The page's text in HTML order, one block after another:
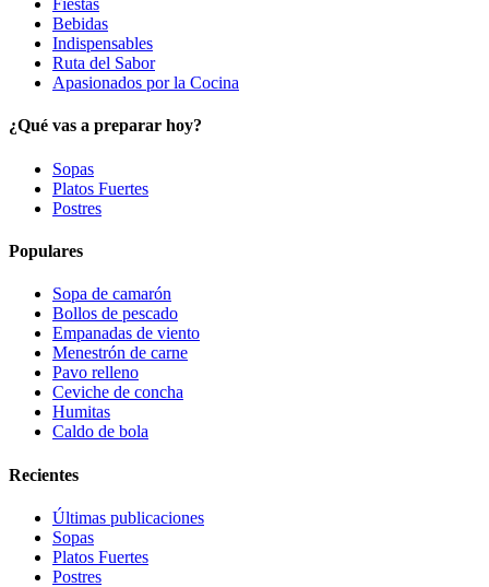
Fiestas
Bebidas
Indispensables
Ruta del Sabor
Apasionados por la Cocina
¿Qué vas a preparar hoy?
Sopas
Platos Fuertes
Postres
Populares
Sopa de camarón
Bollos de pescado
Empanadas de viento
Menestrón de carne
Pavo relleno
Ceviche de concha
Humitas
Caldo de bola
Recientes
Últimas publicaciones
Sopas
Platos Fuertes
Postres